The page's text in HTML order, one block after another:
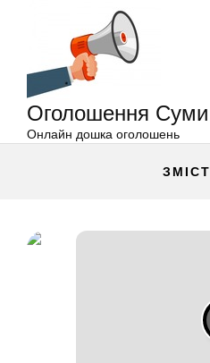
Оголошення Суми
Онлайн дошка оголошень
ЗМІСТ